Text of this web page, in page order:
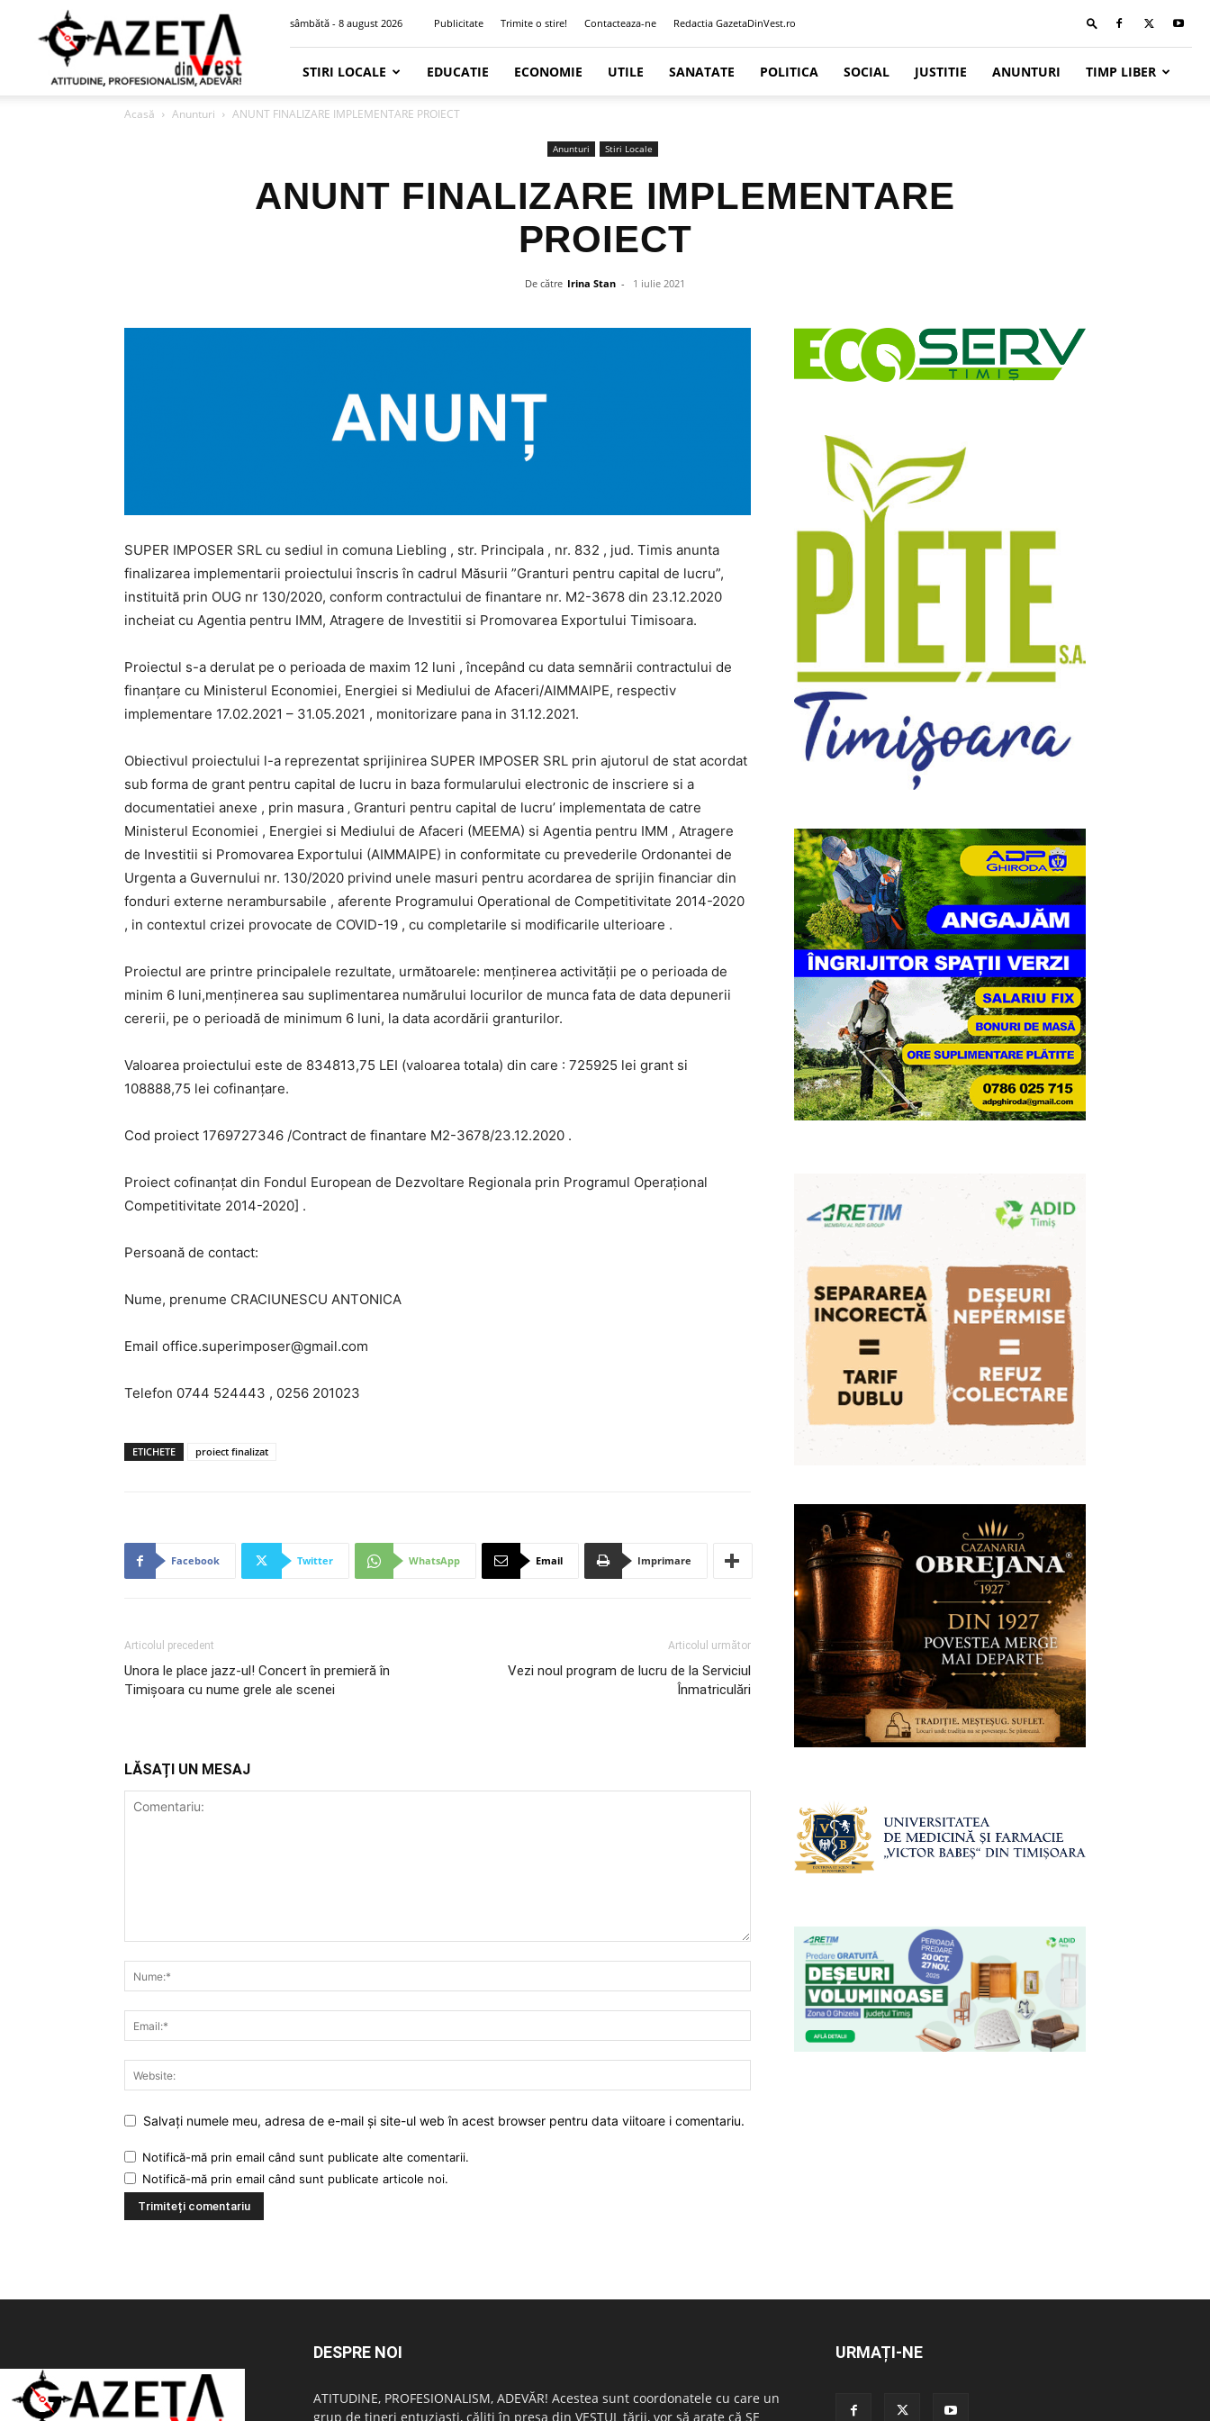
Gazeta
din
Vest
sâmbătă - 8 august 2026 Publicitate Trimite o stire! Contacteaza-ne Redactia GazetaDinVest.ro
STIRI LOCALE EDUCATIE ECONOMIE UTILE SANATATE POLITICA SOCIAL JUSTITIE ANUNTURI TIMP LIBER
Acasă Anunturi ANUNT FINALIZARE IMPLEMENTARE PROIECT
Anunturi Stiri Locale
ANUNT FINALIZARE IMPLEMENTARE
PROIECT
De către Irina Stan - 1 iulie 2021
SUPER IMPOSER SRL cu sediul in comuna Liebling , str. Principala , nr. 832 , jud. Timis anunta
finalizarea implementarii proiectului înscris în cadrul Măsurii ”Granturi pentru capital de lucru”,
instituită prin OUG nr 130/2020, conform contractului de finantare nr. M2-3678 din 23.12.2020
incheiat cu Agentia pentru IMM, Atragere de Investitii si Promovarea Exportului Timisoara.
Proiectul s-a derulat pe o perioada de maxim 12 luni , începând cu data semnării contractului de
finanțare cu Ministerul Economiei, Energiei si Mediului de Afaceri/AIMMAIPE, respectiv
implementare 17.02.2021 – 31.05.2021 , monitorizare pana in 31.12.2021.
Obiectivul proiectului l-a reprezentat sprijinirea SUPER IMPOSER SRL prin ajutorul de stat acordat
sub forma de grant pentru capital de lucru in baza formularului electronic de inscriere si a
documentatiei anexe , prin masura ‚ Granturi pentru capital de lucru’ implementata de catre
Ministerul Economiei , Energiei si Mediului de Afaceri (MEEMA) si Agentia pentru IMM , Atragere
de Investitii si Promovarea Exportului (AIMMAIPE) in conformitate cu prevederile Ordonantei de
Urgenta a Guvernului nr. 130/2020 privind unele masuri pentru acordarea de sprijin financiar din
fonduri externe nerambursabile , aferente Programului Operational de Competitivitate 2014-2020
, in contextul crizei provocate de COVID-19 , cu completarile si modificarile ulterioare .
Proiectul are printre principalele rezultate, următoarele: menținerea activității pe o perioada de
minim 6 luni,menținerea sau suplimentarea numărului locurilor de munca fata de data depunerii
cererii, pe o perioadă de minimum 6 luni, la data acordării granturilor.
Valoarea proiectului este de 834813,75 LEI (valoarea totala) din care : 725925 lei grant si
108888,75 lei cofinanțare.
Cod proiect 1769727346 /Contract de finantare M2-3678/23.12.2020 .
Proiect cofinanțat din Fondul European de Dezvoltare Regionala prin Programul Operațional
Competitivitate 2014-2020] .
Persoană de contact:
Nume, prenume CRACIUNESCU ANTONICA
Email office.superimposer@gmail.com
Telefon 0744 524443 , 0256 201023
ETICHETE proiect finalizat
Facebook Twitter WhatsApp Email Imprimare
Articolul precedent
Unora le place jazz-ul! Concert în premieră în
Timişoara cu nume grele ale scenei
Articolul următor
Vezi noul program de lucru de la Serviciul
Înmatriculări
LĂSAȚI UN MESAJ
Salvați numele meu, adresa de e-mail și site-ul web în acest browser pentru data viitoare i comentariu.
Notifică-mă prin email când sunt publicate alte comentarii.
Notifică-mă prin email când sunt publicate articole noi.
DESPRE NOI
ATITUDINE, PROFESIONALISM, ADEVĂR! Acestea sunt coordonatele cu care un
grup de tineri entuziaşti, căliţi în presa din VESTUL ţării, vor să arate că SE
URMAȚI-NE